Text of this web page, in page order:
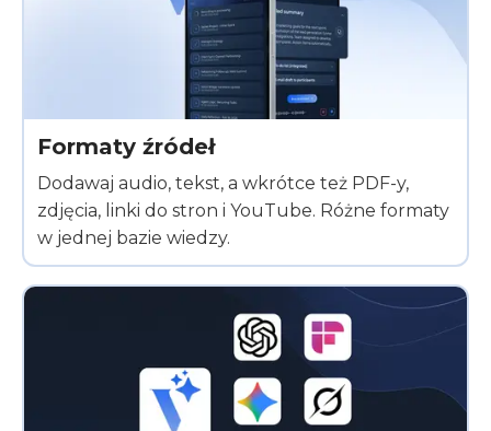
Formaty źródeł
Dodawaj audio, tekst, a wkrótce też PDF-y,
zdjęcia, linki do stron i YouTube. Różne formaty
w jednej bazie wiedzy.